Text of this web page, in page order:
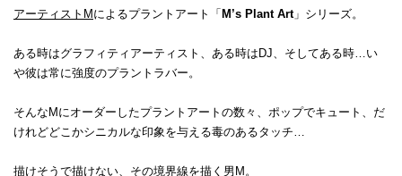
アーティストM によるプラントアート「 M’s Plant Art」シリーズ。
ある時はグラフィティアーティスト、ある時はDJ、そしてある時…い
や彼は常に強度のプラントラバー。
そんなMにオーダーしたプラントアートの数々、ポップでキュート、だ
けれどどこかシニカルな印象を与える毒のあるタッチ…
描けそうで描けない、その境界線を描く男M。